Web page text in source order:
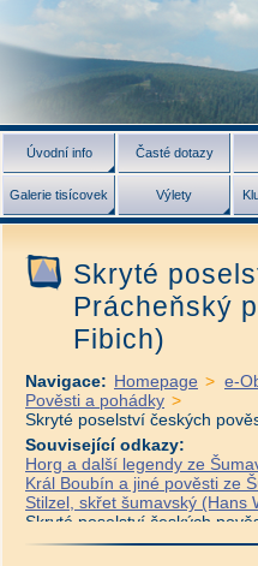
Úvodní info Časté dotazy
Galerie tisícovek Výlety
Skryté
Prácheňský
Fibich)
Navigace: Homepage > e-
Pověsti a pohádky >
Skryté poselství českých
Související odkazy:
Horg a další legendy ze
Král Boubín a jiné pověsti ze
Stilzel, skřet šumavský (Hans
Skryté poselství českých
Prácheňský poklad - Pověsti